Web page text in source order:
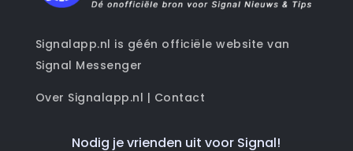
Signalapp.nl is géén officiële website van
Signal Messenger
Over Signalapp.nl | Contact
Nodig je vrienden uit voor Signal!